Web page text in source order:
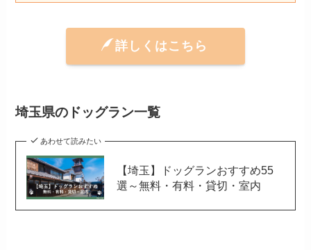
詳しくはこちら
埼玉県のドッグラン一覧
あわせて読みたい
【埼玉】ドッグランおすすめ55
選～無料・有料・貸切・室内